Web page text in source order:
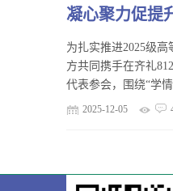
凝心聚力促提
为扎实推进2025级
方共同携手在齐礼
代表参会，围绕“学
2025-12-05